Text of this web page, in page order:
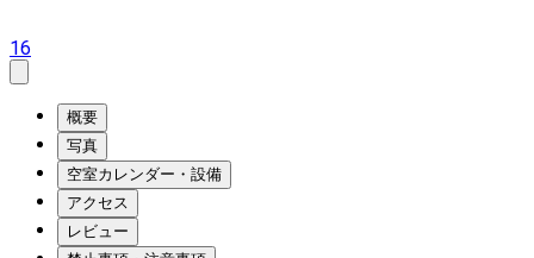
16
概要
写真
空室カレンダー・設備
アクセス
レビュー